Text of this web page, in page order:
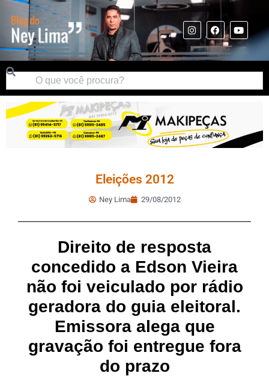
Eleições 2012
Ney Lima 29/08/2012
Direito de resposta
concedido a Edson Vieira
não foi veiculado por rádio
geradora do guia eleitoral.
Emissora alega que
gravação foi entregue fora
do prazo